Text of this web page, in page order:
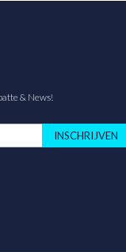
& News!
INSCHRIJVEN